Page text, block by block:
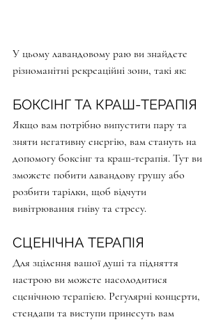
У цьому лавандовому раю ви знайдете
різноманітні рекреаційні зони, такі як:
БОКСІНГ ТА КРАШ-ТЕРАПІЯ
Якщо вам потрібно випустити пару та
зняти негативну енергію, вам стануть на
допомогу боксінг та краш-терапія. Тут ви
зможете побити лавандову грушу або
розбити тарілки, щоб відчути
вивітрювання гніву та стресу.
СЦЕНІЧНА ТЕРАПІЯ
Для зцілення вашої душі та підняття
настрою ви можете насолодитися
сценічною терапією. Регулярні концерти,
стендапи та виступи принесуть вам